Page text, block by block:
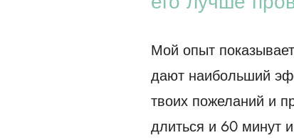
Мой опыт
дают наибольший
твоих пожеланий и
длиться и 60 минут